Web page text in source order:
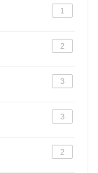
1
2
3
3
2